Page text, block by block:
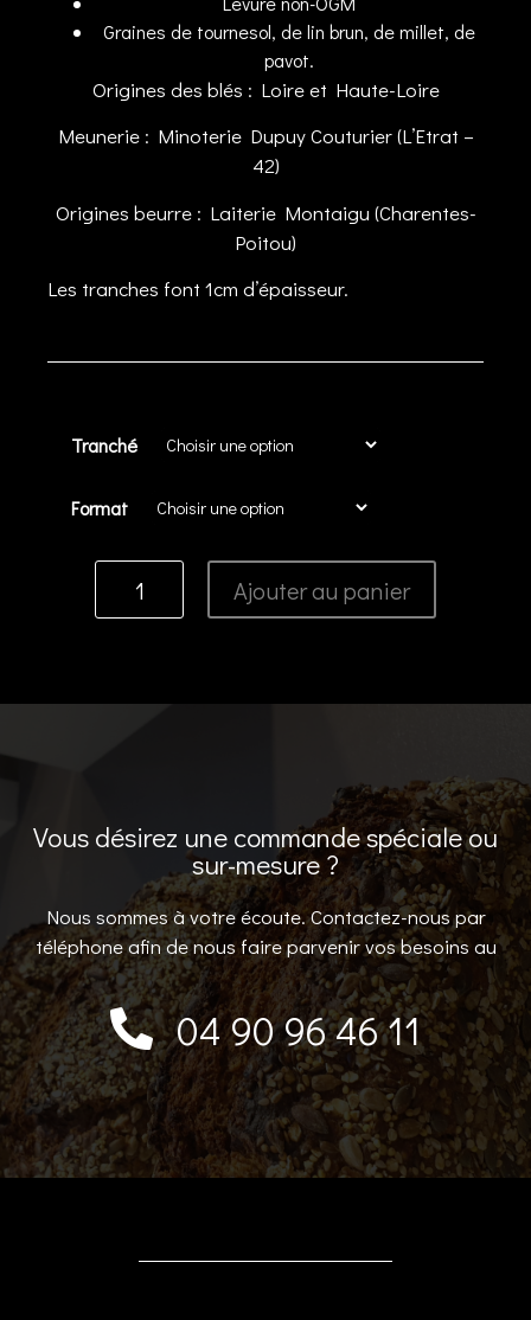
Graines de tournesol, de lin brun, de millet, de
pavot.
Origines des blés : Loire et Haute-Loire
Meunerie : Minoterie Dupuy Couturier (L’Etrat –
42)
Origines beurre : Laiterie Montaigu (Charentes-
Poitou)
Les tranches font 1cm d’épaisseur.
Tranché
Format
Ajouter au panier
Vous désirez une commande spéciale ou
sur-mesure ?
Nous sommes à votre écoute. Contactez-nous par
téléphone afin de nous faire parvenir vos besoins au
04 90 96 46 11